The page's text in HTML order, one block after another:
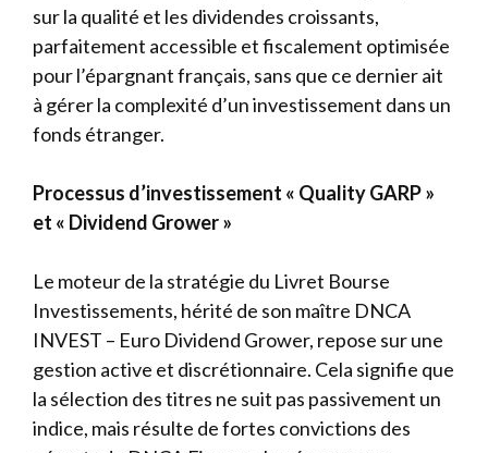
sur la qualité et les dividendes croissants,
parfaitement accessible et fiscalement optimisée
pour l’épargnant français, sans que ce dernier ait
à gérer la complexité d’un investissement dans un
fonds étranger.
Processus d’investissement « Quality GARP »
et « Dividend Grower »
Le moteur de la stratégie du Livret Bourse
Investissements, hérité de son maître DNCA
INVEST – Euro Dividend Grower, repose sur une
gestion active et discrétionnaire. Cela signifie que
la sélection des titres ne suit pas passivement un
indice, mais résulte de fortes convictions des